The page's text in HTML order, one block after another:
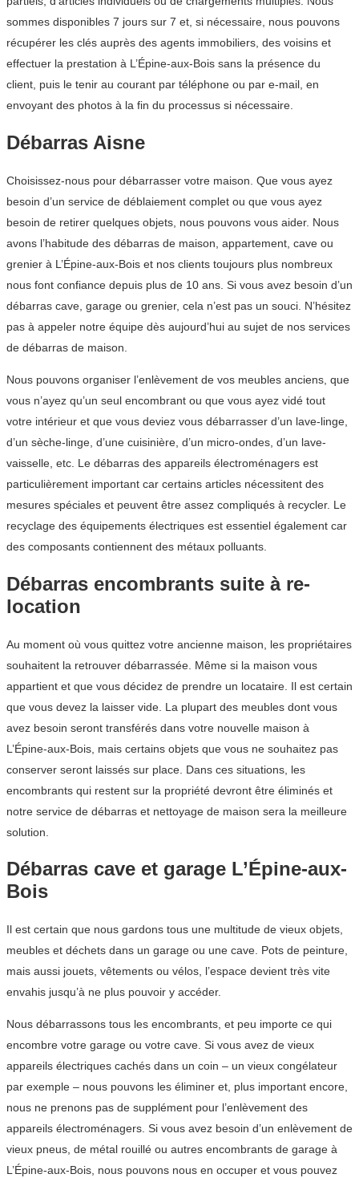
sommes disponibles 7 jours sur 7 et, si nécessaire, nous pouvons
récupérer les clés auprès des agents immobiliers, des voisins et
effectuer la prestation à L’Épine-aux-Bois sans la présence du
client, puis le tenir au courant par téléphone ou par e-mail, en
envoyant des photos à la fin du processus si nécessaire.
Débarras Aisne
Choisissez-nous pour débarrasser votre maison. Que vous ayez
besoin d’un service de déblaiement complet ou que vous ayez
besoin de retirer quelques objets, nous pouvons vous aider. Nous
avons l’habitude des débarras de maison, appartement, cave ou
grenier à L’Épine-aux-Bois et nos clients toujours plus nombreux
nous font confiance depuis plus de 10 ans. Si vous avez besoin d’un
débarras cave, garage ou grenier, cela n’est pas un souci. N’hésitez
pas à appeler notre équipe dès aujourd’hui au sujet de nos services
de débarras de maison.
Nous pouvons organiser l’enlèvement de vos meubles anciens, que
vous n’ayez qu’un seul encombrant ou que vous ayez vidé tout
votre intérieur et que vous deviez vous débarrasser d’un lave-linge,
d’un sèche-linge, d’une cuisinière, d’un micro-ondes, d’un lave-
vaisselle, etc. Le débarras des appareils électroménagers est
particulièrement important car certains articles nécessitent des
mesures spéciales et peuvent être assez compliqués à recycler. Le
recyclage des équipements électriques est essentiel également car
des composants contiennent des métaux polluants.
Débarras encombrants suite à re-
location
Au moment où vous quittez votre ancienne maison, les propriétaires
souhaitent la retrouver débarrassée. Même si la maison vous
appartient et que vous décidez de prendre un locataire. Il est certain
que vous devez la laisser vide. La plupart des meubles dont vous
avez besoin seront transférés dans votre nouvelle maison à
L’Épine-aux-Bois, mais certains objets que vous ne souhaitez pas
conserver seront laissés sur place. Dans ces situations, les
encombrants qui restent sur la propriété devront être éliminés et
notre service de débarras et nettoyage de maison sera la meilleure
solution.
Débarras cave et garage L’Épine-aux-
Bois
Il est certain que nous gardons tous une multitude de vieux objets,
meubles et déchets dans un garage ou une cave. Pots de peinture,
mais aussi jouets, vêtements ou vélos, l’espace devient très vite
envahis jusqu’à ne plus pouvoir y accéder.
Nous débarrassons tous les encombrants, et peu importe ce qui
encombre votre garage ou votre cave. Si vous avez de vieux
appareils électriques cachés dans un coin – un vieux congélateur
par exemple – nous pouvons les éliminer et, plus important encore,
nous ne prenons pas de supplément pour l’enlèvement des
appareils électroménagers. Si vous avez besoin d’un enlèvement de
vieux pneus, de métal rouillé ou autres encombrants de garage à
L’Épine-aux-Bois, nous pouvons nous en occuper et vous pouvez